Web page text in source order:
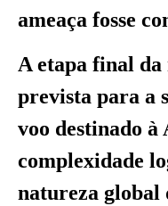
ameaça fosse
A etapa final
prevista para a
voo destinado à
complexidade
natureza global